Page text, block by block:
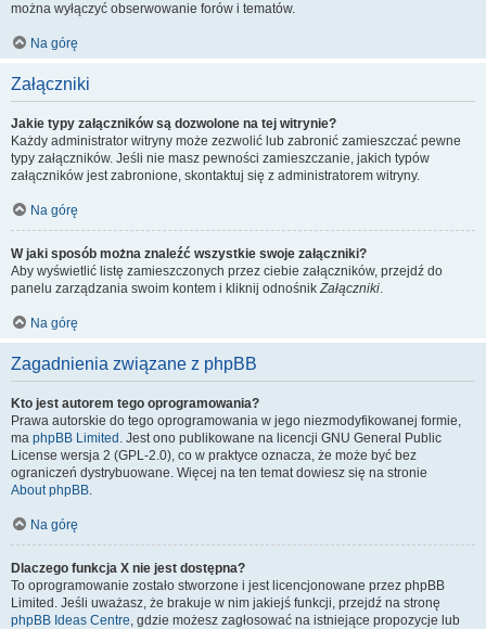
można wyłączyć obserwowanie forów i tematów.
Na górę
Załączniki
Jakie typy załączników są dozwolone na tej witrynie?
Każdy administrator witryny może zezwolić lub zabronić zamieszczać pewne
typy załączników. Jeśli nie masz pewności zamieszczanie, jakich typów
załączników jest zabronione, skontaktuj się z administratorem witryny.
Na górę
W jaki sposób można znaleźć wszystkie swoje załączniki?
Aby wyświetlić listę zamieszczonych przez ciebie załączników, przejdź do
panelu zarządzania swoim kontem i kliknij odnośnikZałączniki.
Na górę
Zagadnienia związane z phpBB
Kto jest autorem tego oprogramowania?
Prawa autorskie do tego oprogramowania w jego niezmodyfikowanej formie,
ma phpBB Limited . Jest ono publikowane na licencji GNU General Public
License wersja 2 (GPL-2.0), co w praktyce oznacza, że może być bez
ograniczeń dystrybuowane. Więcej na ten temat dowiesz się na stronie
About phpBB.
Na górę
Dlaczego funkcja X nie jest dostępna?
To oprogramowanie zostało stworzone i jest licencjonowane przez phpBB
Limited. Jeśli uważasz, że brakuje w nim jakiejś funkcji, przejdź na stronę
phpBB Ideas Centre, gdzie możesz zagłosować na istniejące propozycje lub